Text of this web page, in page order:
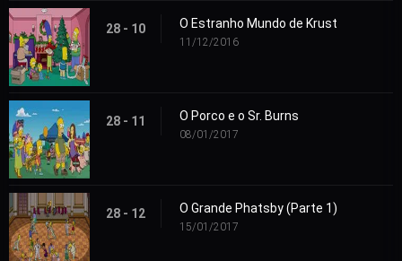
28 - 10 O Estranho Mundo de Krust
11/12/2016
28 - 11 O Porco e o Sr. Burns
08/01/2017
28 - 12 O Grande Phatsby (Parte 1)
15/01/2017